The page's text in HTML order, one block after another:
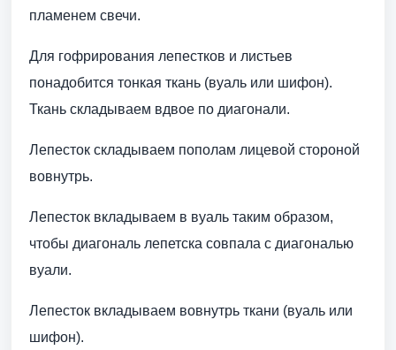
пламенем свечи.
Для гофрирования лепестков и листьев
понадобится тонкая ткань (вуаль или шифон).
Ткань складываем вдвое по диагонали.
Лепесток складываем пополам лицевой стороной
вовнутрь.
Лепесток вкладываем в вуаль таким образом,
чтобы диагональ лепетска совпала с диагональю
вуали.
Лепесток вкладываем вовнутрь ткани (вуаль или
шифон).